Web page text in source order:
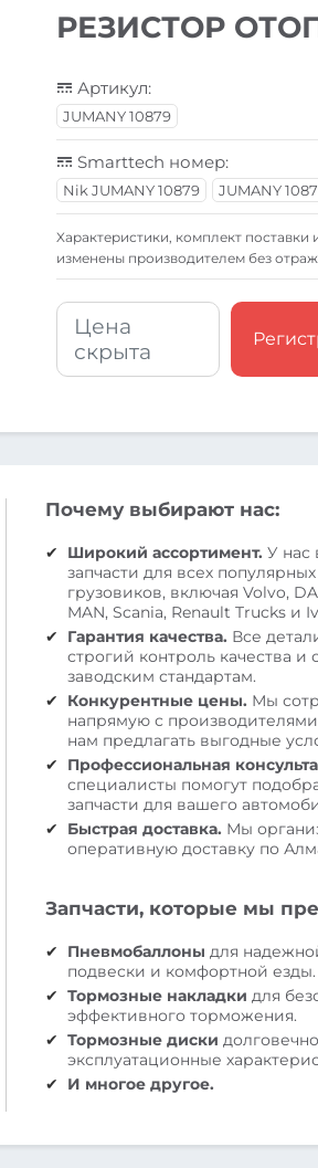
РЕЗИСТОР
Артикул:
JUMANY 10879
Smarttech номер:
Nik JUMANY 10879 JUMANY
Xарактеристики, комплект
изменены производителем без
Цена
скрыта
Почему выбирают нас:
Широкий ассортимент. У нас
запчасти для всех
грузовиков, включая Volvo,
MAN, Scania, Renault Trucks и
Гарантия качества. Все
строгий контроль качества и
заводским стандартам.
Конкурентные цены. Мы
напрямую с
нам предлагать выгодные
Профессиональная
специалисты помогут
запчасти для вашего
Быстрая доставка. Мы
оперативную доставку по
Запчасти, которые мы
Пневмобаллоны для
подвески и комфортной езды.
Тормозные накладки для
эффективного торможения.
Тормозные диски
эксплуатационные
И многое другое.